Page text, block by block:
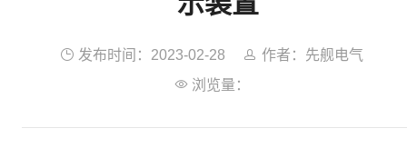
 发布时间：2023-02-28  作者：先舰电气
浏览量：